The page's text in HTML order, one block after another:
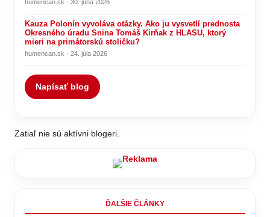
humencan.sk · 30. júna 2026
Kauza Polonín vyvoláva otázky. Ako ju vysvetlí prednosta
Okresného úradu Snina Tomáš Kirňak z HLASU, ktorý
mieri na primátorskú stoličku?
humencan.sk · 24. júla 2026
Napísať blog
Zatiaľ nie sú aktívni blogeri.
ĎALŠIE ČLÁNKY